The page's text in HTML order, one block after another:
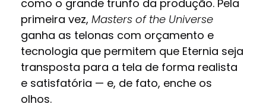
como o grande trunfo da produção. Pela
primeira vez, Masters of the Universe
ganha as telonas com orçamento e
tecnologia que permitem que Eternia seja
transposta para a tela de forma realista
e satisfatória — e, de fato, enche os
olhos.